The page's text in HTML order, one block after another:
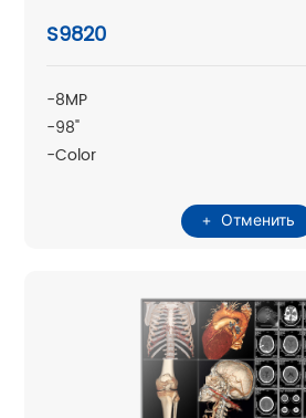
S9820
-8MP
-98"
-Color
Отменить